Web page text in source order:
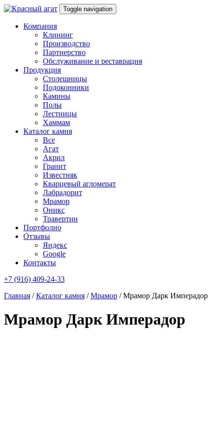
Toggle navigation
Компания
Клининг
Производство
Партнерство
Обслуживание и реставрация
Продукция
Столешницы
Подоконники
Камины
Полы
Лестницы
Хаммам
Каталог камня
Все
Агат
Акрил
Гранит
Известняк
Кварцевый агломерат
Лабрадорит
Мрамор
Оникс
Травертин
Портфолио
Отзывы
Яндекс
Google
Контакты
+7 (916) 409-24-33
Главная /Каталог камня /Мрамор /Мрамор Дарк Имперадор
Мрамор Дарк Имперадор